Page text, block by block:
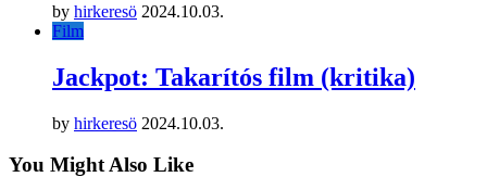
by hirkeresö 2024.10.03.
Film
Jackpot: Takarítós film (kritika)
by hirkeresö 2024.10.03.
You Might Also Like